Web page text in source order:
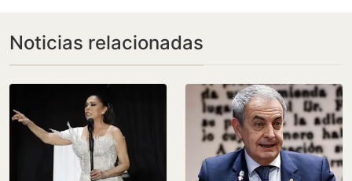
Noticias relacionadas